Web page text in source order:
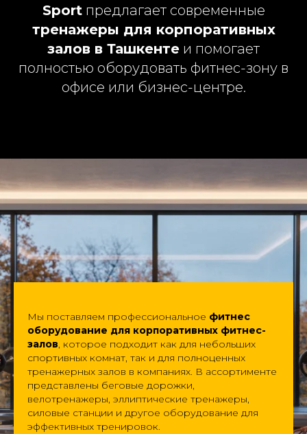
Sportпредлагает современные
тренажеры для корпоративных
залов в Ташкенте и помогает
полностью оборудовать фитнес-зону в
офисе или бизнес-центре.
Мы поставляем профессиональное фитнес
оборудование для корпоративных фитнес-
залов, которое подходит как для небольших
спортивных комнат, так и для полноценных
тренажерных залов в компаниях. В ассортименте
представлены беговые дорожки,
велотренажеры, эллиптические тренажеры,
силовые станции и другое оборудование для
эффективных тренировок.